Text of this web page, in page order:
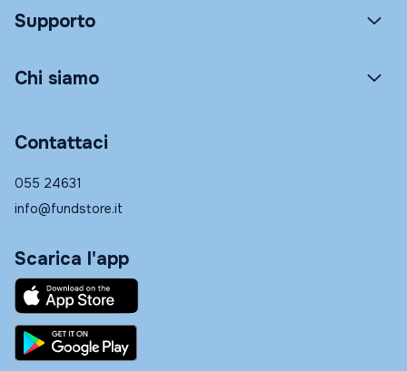
Supporto
Chi siamo
Contattaci
055 24631
info@fundstore.it
Scarica l'app